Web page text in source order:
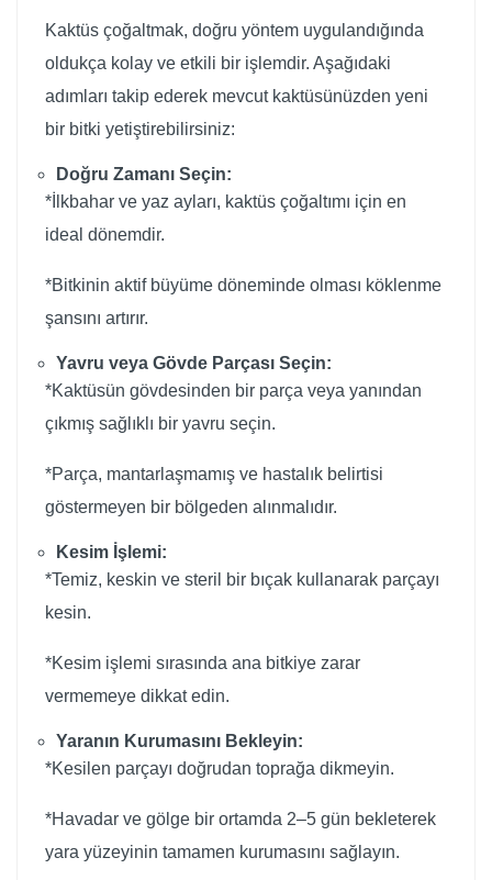
Kaktüs çoğaltmak, doğru yöntem uygulandığında
oldukça kolay ve etkili bir işlemdir. Aşağıdaki
adımları takip ederek mevcut kaktüsünüzden yeni
bir bitki yetiştirebilirsiniz:
Doğru Zamanı Seçin:
*İlkbahar ve yaz ayları, kaktüs çoğaltımı için en
ideal dönemdir.
*Bitkinin aktif büyüme döneminde olması köklenme
şansını artırır.
Yavru veya Gövde Parçası Seçin:
*Kaktüsün gövdesinden bir parça veya yanından
çıkmış sağlıklı bir yavru seçin.
*Parça, mantarlaşmamış ve hastalık belirtisi
göstermeyen bir bölgeden alınmalıdır.
Kesim İşlemi:
*Temiz, keskin ve steril bir bıçak kullanarak parçayı
kesin.
*Kesim işlemi sırasında ana bitkiye zarar
vermemeye dikkat edin.
Yaranın Kurumasını Bekleyin:
*Kesilen parçayı doğrudan toprağa dikmeyin.
*Havadar ve gölge bir ortamda 2–5 gün bekleterek
yara yüzeyinin tamamen kurumasını sağlayın.